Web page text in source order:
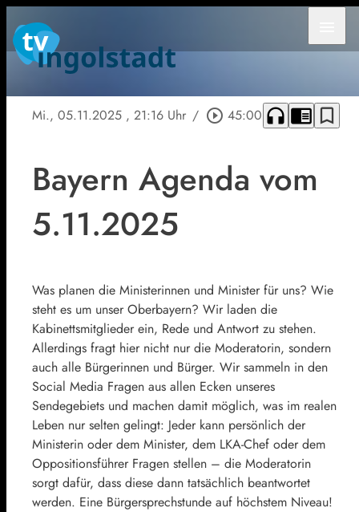
Mi., 05.11.2025 , 21:16 Uhr / play_circle_outline 45:00 headphones chrome_reader_mode bookmark_border
Bayern Agenda vom
5.11.2025
Was planen die Ministerinnen und Minister für uns? Wie
steht es um unser Oberbayern? Wir laden die
Kabinettsmitglieder ein, Rede und Antwort zu stehen.
Allerdings fragt hier nicht nur die Moderatorin, sondern
auch alle Bürgerinnen und Bürger. Wir sammeln in den
Social Media Fragen aus allen Ecken unseres
Sendegebiets und machen damit möglich, was im realen
Leben nur selten gelingt: Jeder kann persönlich der
Ministerin oder dem Minister, dem LKA-Chef oder dem
Oppositionsführer Fragen stellen – die Moderatorin
sorgt dafür, dass diese dann tatsächlich beantwortet
werden. Eine Bürgersprechstunde auf höchstem Niveau!